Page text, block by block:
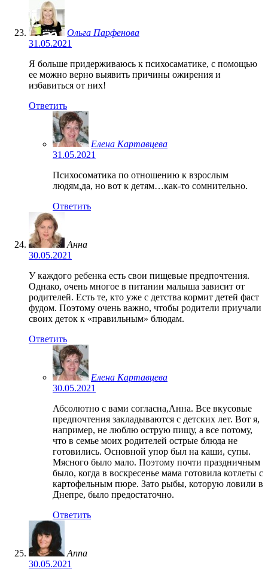
Ольга Парфенова
31.05.2021
Я больше придерживаюсь к психосаматике, с помощью
ее можно верно выявить причины ожирения и
избавиться от них!
Ответить
Елена Картавцева
31.05.2021
Психосоматика по отношению к взрослым
людям,да, но вот к детям…как-то сомнительно.
Ответить
Анна
30.05.2021
У каждого ребенка есть свои пищевые предпочтения.
Однако, очень многое в питании малыша зависит от
родителей. Есть те, кто уже с детства кормит детей фаст
фудом. Поэтому очень важно, чтобы родители приучали
своих деток к «правильным» блюдам.
Ответить
Елена Картавцева
30.05.2021
Абсолютно с вами согласна,Анна. Все вкусовые
предпочтения закладываются с детских лет. Вот я,
например, не люблю острую пищу, а все потому,
что в семье моих родителей острые блюда не
готовились. Основной упор был на каши, супы.
Мясного было мало. Поэтому почти праздничным
было, когда в воскресенье мама готовила котлеты с
картофельным пюре. Зато рыбы, которую ловили в
Днепре, было предостаточно.
Ответить
Anna
30.05.2021